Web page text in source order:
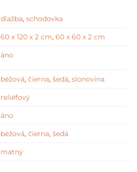
dlažba, schodovka
60 x 120 x 2 cm, 60 x 60 x 2 cm
áno
béžová, čierna, šedá, slonovina
reliéfový
áno
béžová, čierna, šedá
matný